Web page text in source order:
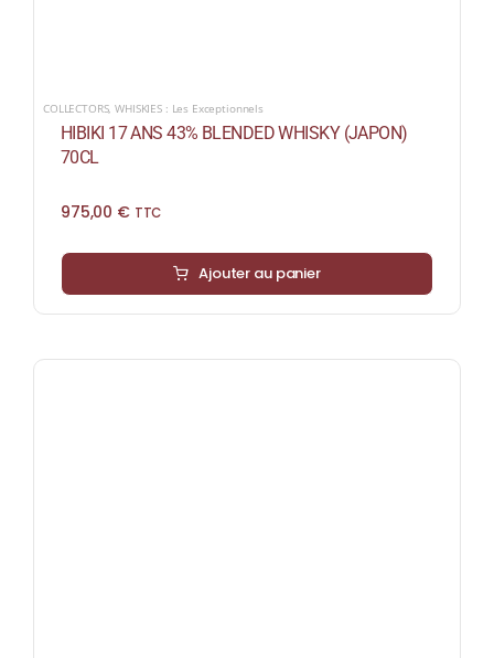
COLLECTORS,WHISKIES : Les Exceptionnels
HIBIKI 17 ANS 43% BLENDED WHISKY (JAPON)
70CL
975,00 € TTC
Ajouter au panier